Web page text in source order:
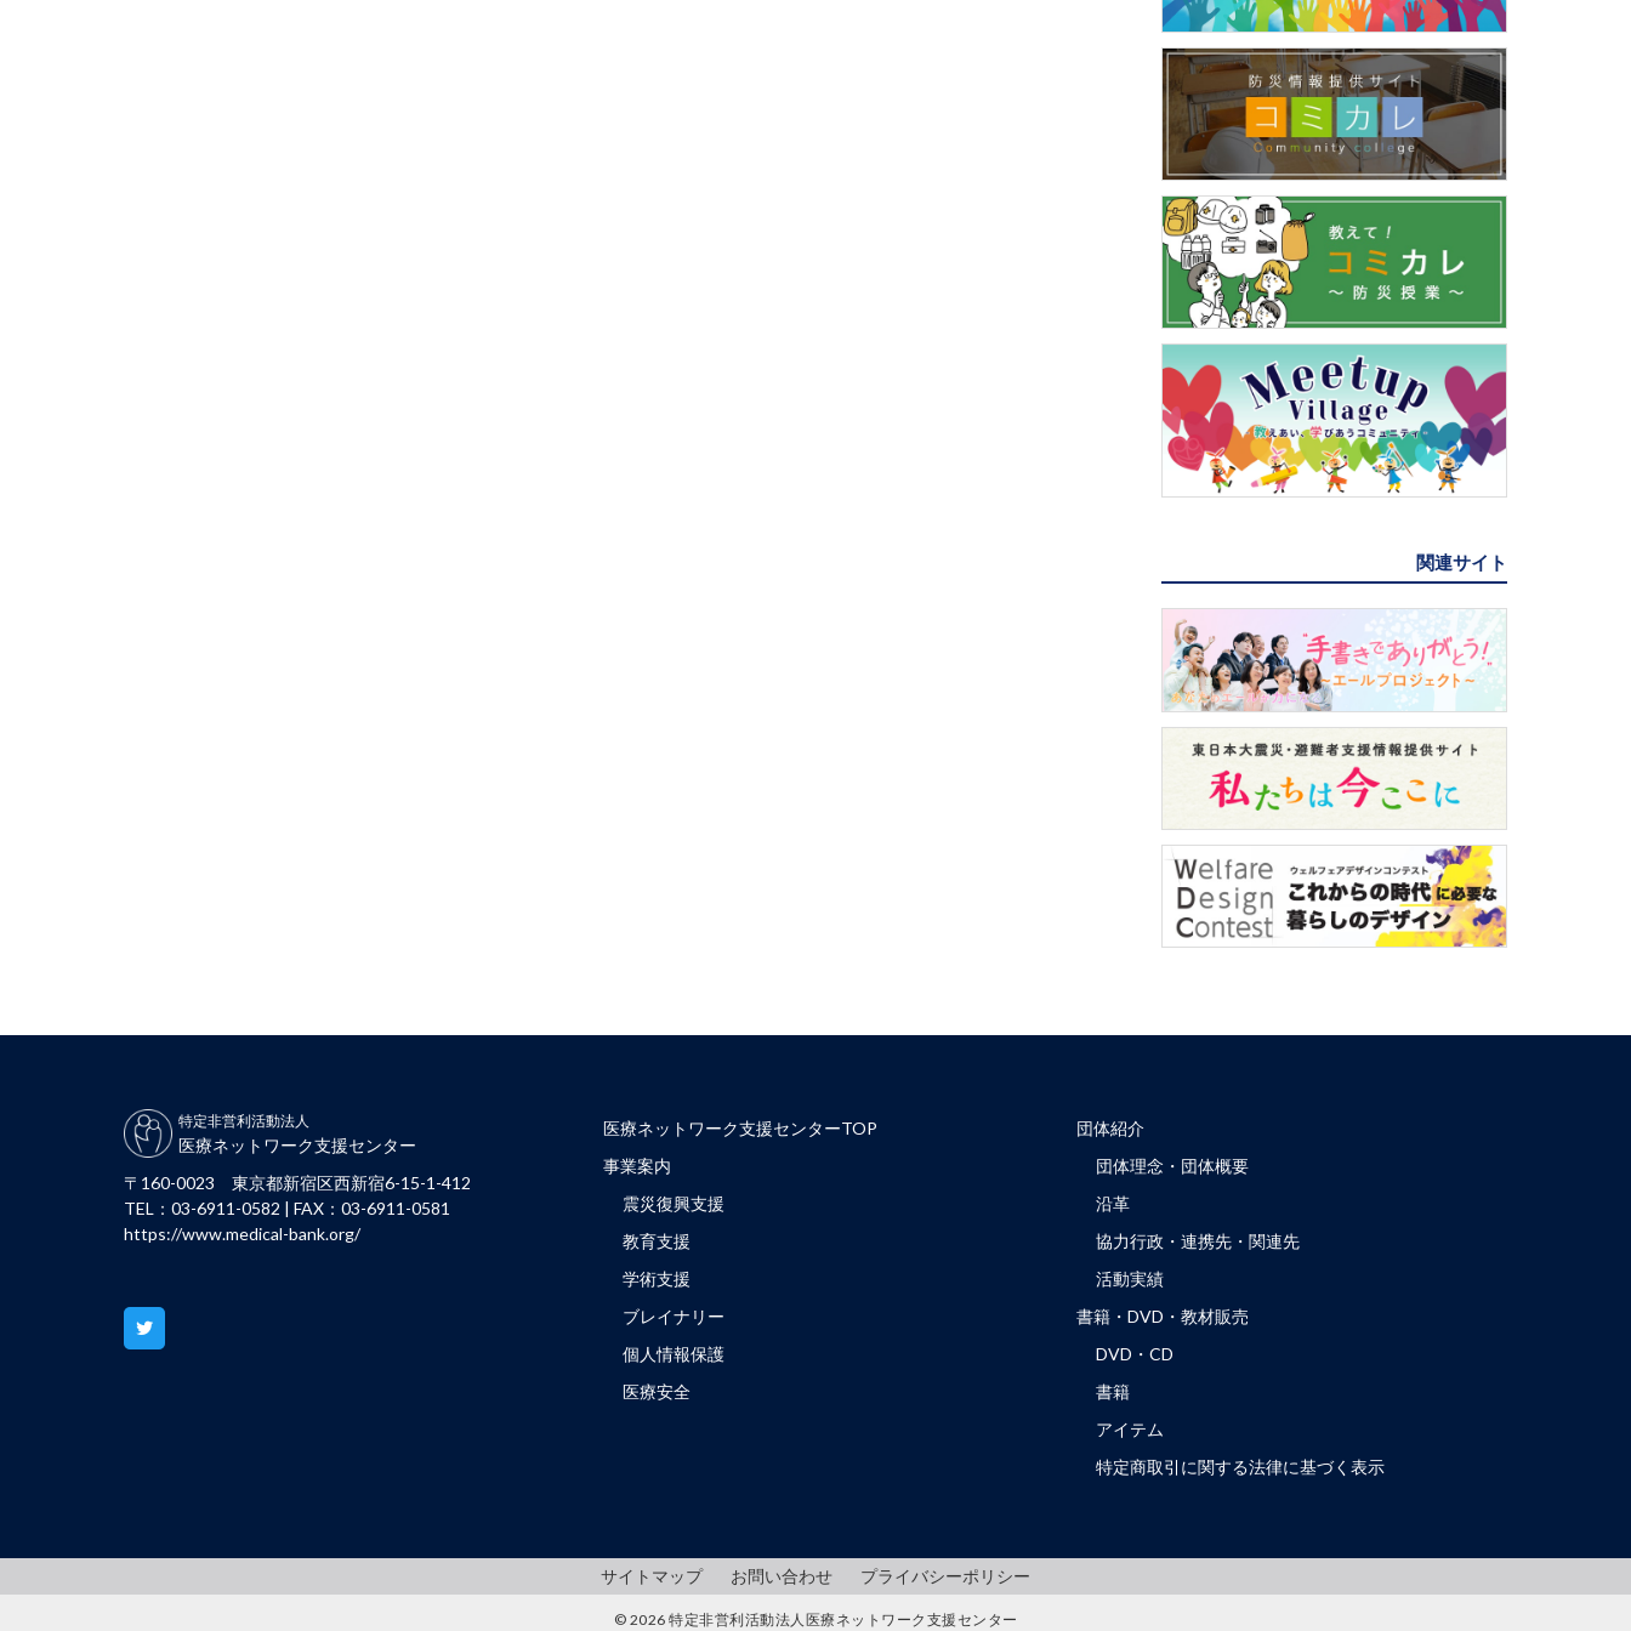
関連サイト
特定非営利活動法人
医療ネットワーク支援センター
〒160-0023 東京都新宿区西新宿6-15-1-412
TEL：03-6911-0582 | FAX：03-6911-0581
https://www.medical-bank.org/
医療ネットワーク支援センターTOP
事業案内
震災復興支援
教育支援
学術支援
ブレイナリー
個人情報保護
医療安全
団体紹介
団体理念・団体概要
沿革
協力行政・連携先・関連先
活動実績
書籍・DVD・教材販売
DVD・CD
書籍
アイテム
特定商取引に関する法律に基づく表示
サイトマップ お問い合わせ プライバシーポリシー
© 2026 特定非営利活動法人医療ネットワーク支援センター